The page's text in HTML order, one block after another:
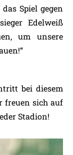
Spiel gegen
Edelweiß
um unsere
bei diesem
freuen sich auf
Stadion!